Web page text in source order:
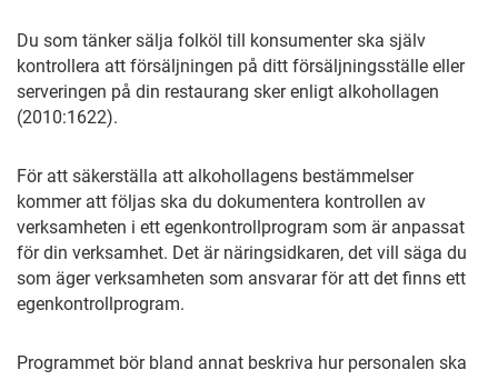
Du som tänker sälja folköl till konsumenter ska själv
kontrollera att försäljningen på ditt försäljningsställe eller
serveringen på din restaurang sker enligt alkohollagen
(2010:1622).
För att säkerställa att alkohollagens bestämmelser
kommer att följas ska du dokumentera kontrollen av
verksamheten i ett egenkontrollprogram som är anpassat
för din verksamhet. Det är näringsidkaren, det vill säga du
som äger verksamheten som ansvarar för att det finns ett
egenkontrollprogram.
Programmet bör bland annat beskriva hur personalen ska